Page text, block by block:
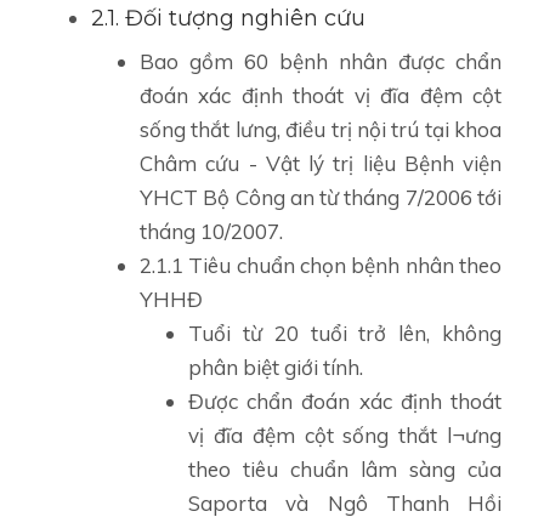
2.1. Đối tượng nghiên cứu
Bao gồm 60 bệnh nhân được chẩn
đoán xác định thoát vị đĩa đệm cột
sống thắt lưng, điều trị nội trú tại khoa
Châm cứu - Vật lý trị liệu Bệnh viện
YHCT Bộ Công an từ tháng 7/2006 tới
tháng 10/2007.
2.1.1 Tiêu chuẩn chọn bệnh nhân theo
YHHĐ
Tuổi từ 20 tuổi trở lên, không
phân biệt giới tính.
Được chẩn đoán xác định thoát
vị đĩa đệm cột sống thắt l¬ưng
theo tiêu chuẩn lâm sàng của
Saporta và Ngô Thanh Hồi